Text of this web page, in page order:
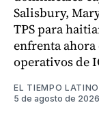
Salisbury,
TPS para
enfrenta
operativos de
EL TIEMPO
5 de agosto de 2026